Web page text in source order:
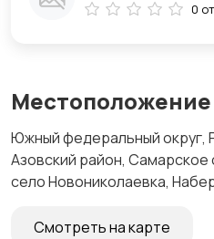
Местоположение
Южный федеральный округ,
Азовский район, Самарское
село Новониколаевка,
Смотреть на карте
0